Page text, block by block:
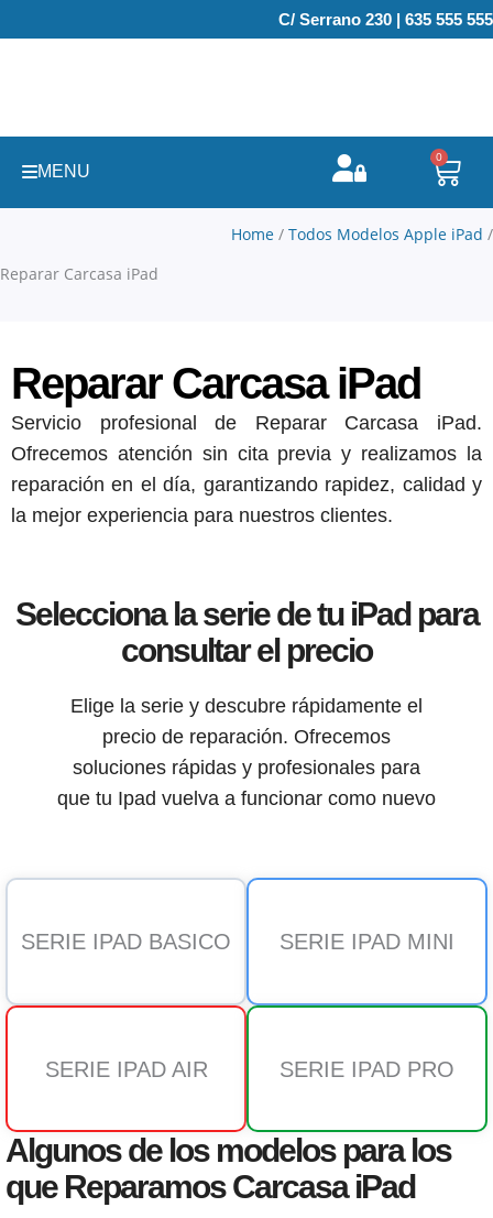
al
C/ Serrano 230 | 635 555 555
MENU
0
Home / Todos Modelos Apple iPad /
Reparar Carcasa iPad
Reparar Carcasa iPad
Servicio profesional de Reparar Carcasa iPad.
Ofrecemos atención sin cita previa y realizamos la
reparación en el día, garantizando rapidez, calidad y
la mejor experiencia para nuestros clientes.
Selecciona la serie de tu iPad para
consultar el precio
Elige la serie y descubre rápidamente el
precio de reparación. Ofrecemos
soluciones rápidas y profesionales para
que tu Ipad vuelva a funcionar como nuevo
SERIE IPAD BASICO SERIE IPAD MINI
SERIE IPAD AIR SERIE IPAD PRO
Algunos de los modelos para los
que Reparamos Carcasa iPad